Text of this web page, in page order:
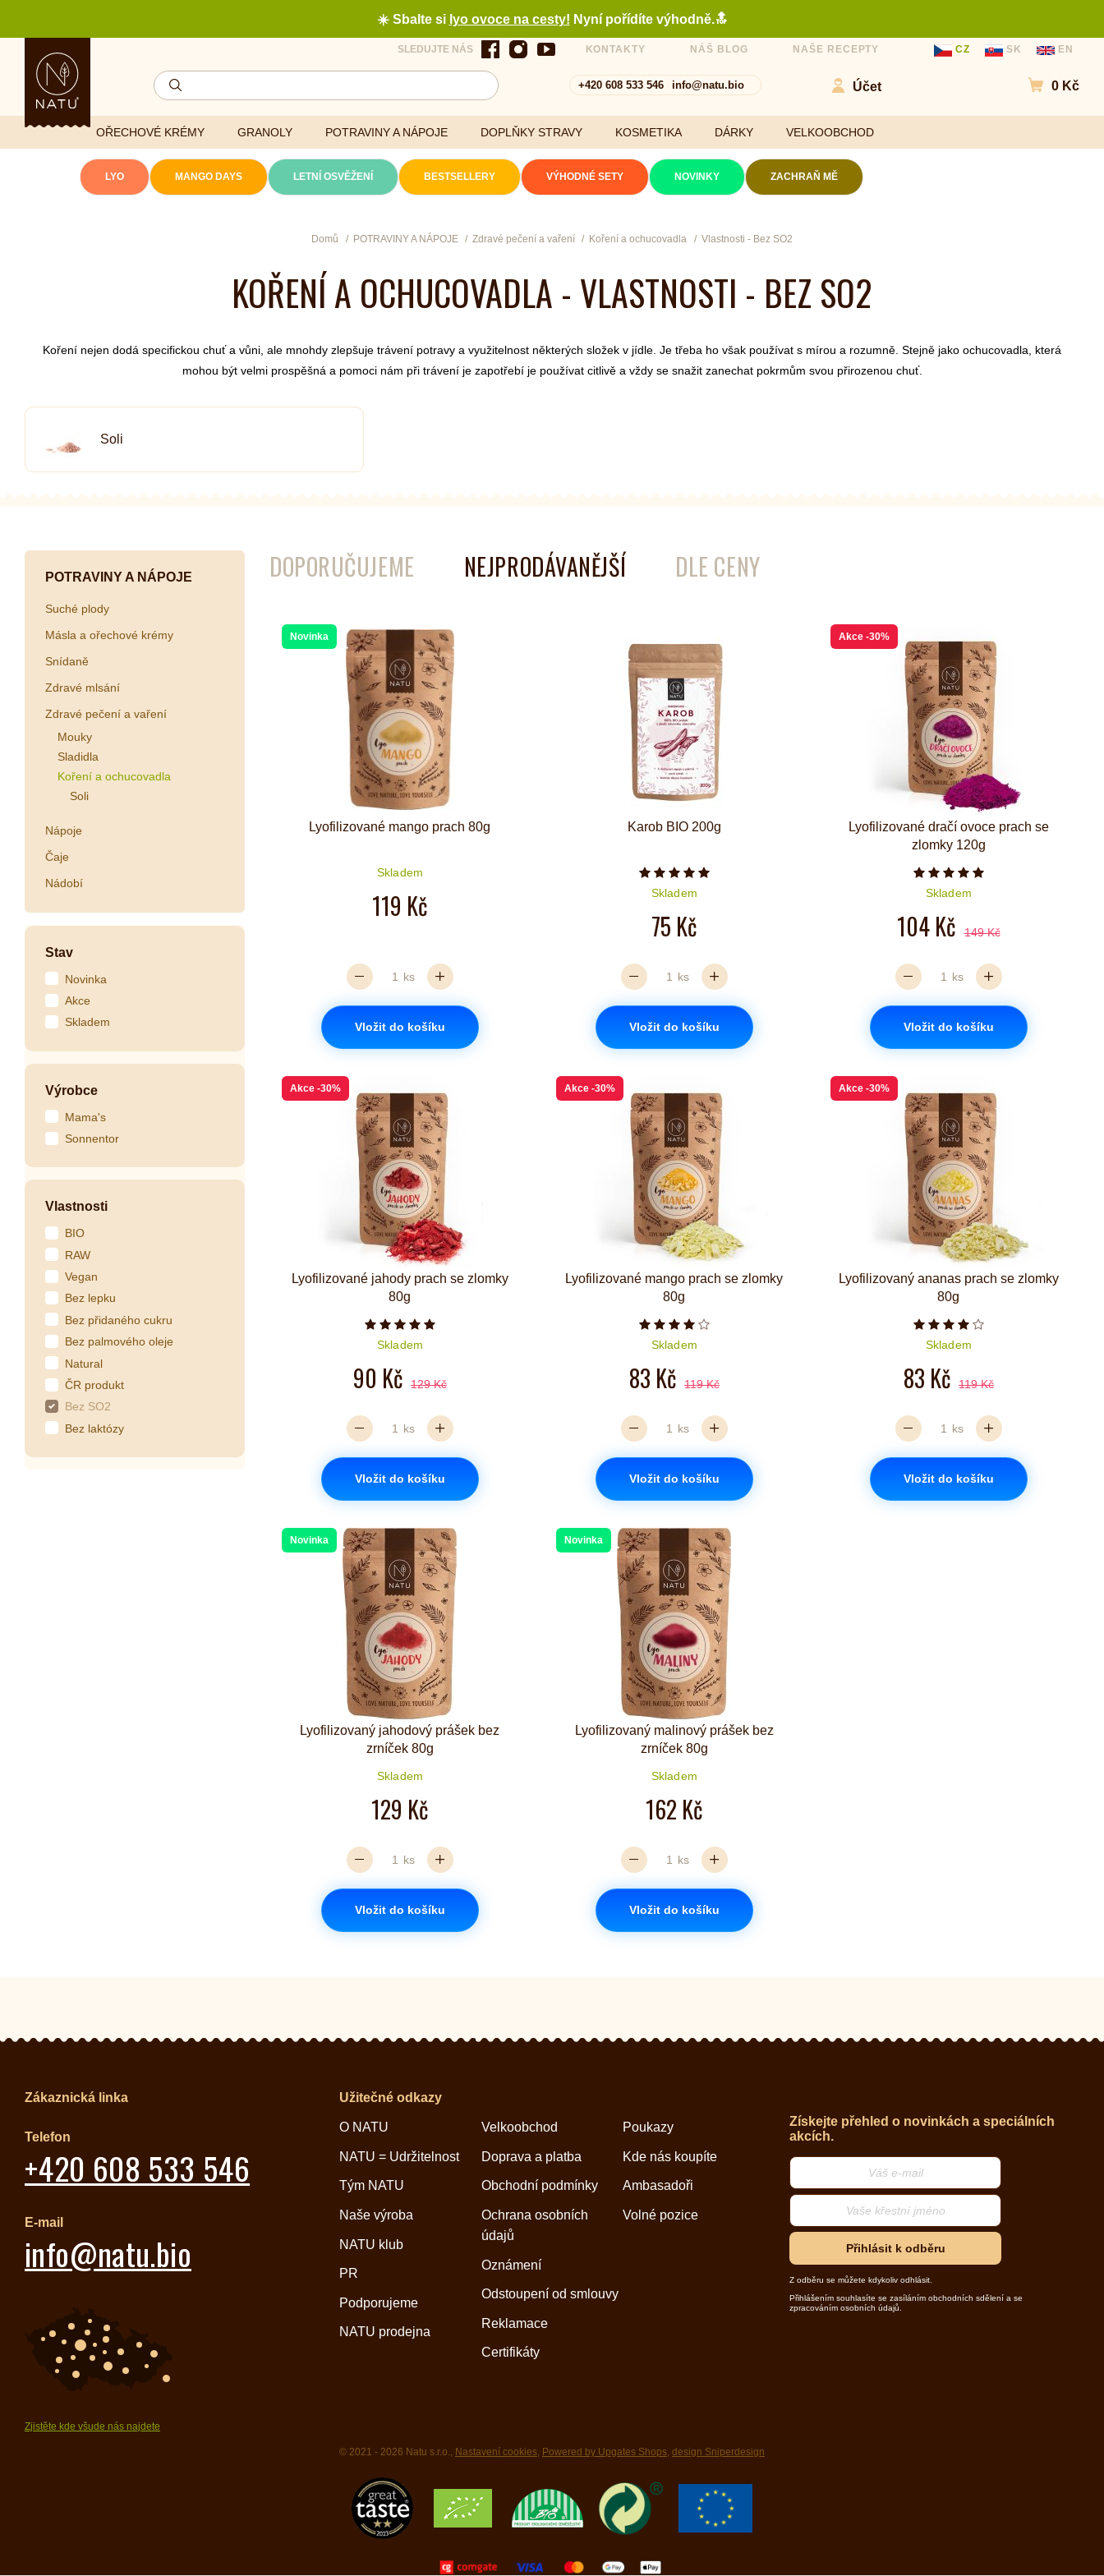
☀️ Sbalte si lyo ovoce na cesty! Nyní pořídíte výhodně.🔝
SLEDUJTE NÁS KONTAKTY NÁŠ BLOG NAŠE RECEPTY CZ SK EN
+420 608 533 546 info@natu.bio Účet
Přejít
0 Kč
OŘECHOVÉ KRÉMY GRANOLY POTRAVINY A NÁPOJE
Džemy
Cereálie a vločky
Kokosové chipsy
ořechy
Ovocné kuličky a
Bezlepkové tyčinky
Energetické nápoje
Sypané
DOPLŇKY STRAVY
Minerály
Přírodní extrakty
KOSMETIKA DÁRKY VELKOOBCHOD
LYO MANGO DAYS LETNÍ OSVĚŽENÍ BESTSELLERY VÝHODNÉ SETY NOVINKY ZACHRAŇ MĚ
Domů POTRAVINY A NÁPOJE Zdravé pečení a vaření Koření a ochucovadla Vlastnosti - Bez SO2
KOŘENÍ A OCHUCOVADLA - VLASTNOSTI - BEZ SO2
Koření nejen dodá specifickou chuť a vůni, ale mnohdy zlepšuje trávení potravy a využitelnost některých složek v jídle. Je třeba ho však používat s mírou a rozumně. Stejně jako ochucovadla, která
mohou být velmi prospěšná a pomoci nám při trávení je zapotřebí je používat citlivě a vždy se snažit zanechat pokrmům svou přirozenou chuť.
Soli
POTRAVINY A NÁPOJE
Suché plody
Másla a ořechové krémy
Snídaně
Zdravé mlsání
Zdravé pečení a vaření
Mouky
Sladidla
Koření a ochucovadla
Soli
Nápoje
Čaje
Nádobí
Stav
Novinka
Akce
Skladem
Výrobce
Mama's
Sonnentor
Vlastnosti
BIO
RAW
Vegan
Bez lepku
Bez přidaného cukru
Bez palmového oleje
Natural
ČR produkt
Bez SO2
Bez laktózy
DOPORUČUJEME NEJPRODÁVANĚJŠÍ DLE CENY
Novinka
Lyofilizované mango prach 80g
Skladem
119 Kč
ks
Vložit do košíku
Karob BIO 200g
Počet hvězdiček je 5 z 5
Skladem
75 Kč
ks
Vložit do košíku
Akce -30%
Lyofilizované dračí ovoce prach se
zlomky 120g
Počet hvězdiček je 5 z 5
Skladem
104 Kč 149 Kč
ks
Vložit do košíku
Akce -30%
Lyofilizované jahody prach se zlomky
80g
Počet hvězdiček je 5 z 5
Skladem
90 Kč 129 Kč
ks
Vložit do košíku
Akce -30%
Lyofilizované mango prach se zlomky
80g
Počet hvězdiček je 4 z 5
Skladem
83 Kč 119 Kč
ks
Vložit do košíku
Akce -30%
Lyofilizovaný ananas prach se zlomky
80g
Počet hvězdiček je 4 z 5
Skladem
83 Kč 119 Kč
ks
Vložit do košíku
Novinka
Lyofilizovaný jahodový prášek bez
zrníček 80g
Skladem
129 Kč
ks
Vložit do košíku
Novinka
Lyofilizovaný malinový prášek bez
zrníček 80g
Skladem
162 Kč
ks
Vložit do košíku
Zákaznická linka
Telefon
+420 608 533 546
E-mail
info@natu.bio
Zjistěte kde všude nás najdete
Užitečné odkazy
O NATU
NATU = Udržitelnost
Tým NATU
Naše výroba
NATU klub
PR
Podporujeme
NATU prodejna
Velkoobchod
Doprava a platba
Obchodní podmínky
Ochrana osobních
údajů
Oznámení
Odstoupení od smlouvy
Reklamace
Certifikáty
Poukazy
Kde nás koupíte
Ambasadoři
Volné pozice
Získejte přehled o novinkách a speciálních
akcích.
Přihlásit k odběru
Z odběru se můžete kdykoliv odhlásit.
Přihlášením souhlasíte se zasíláním obchodních sdělení a se
zpracováním osobních údajů.
© 2021 - 2026 Natu s.r.o., Nastavení cookies, Powered by Upgates Shops, design Sniperdesign